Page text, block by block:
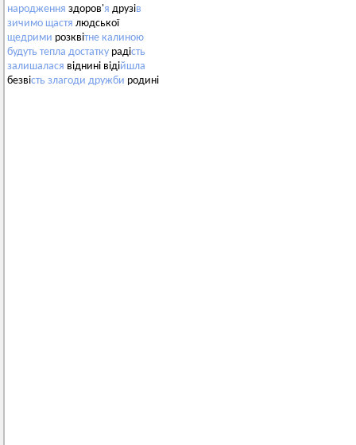
народження здоров'я друзів
зичимо щастя людської
щедрими розквітне калиною
будуть тепла достатку радість
залишалася віднині відійшла
безвість злагоди дружби родині